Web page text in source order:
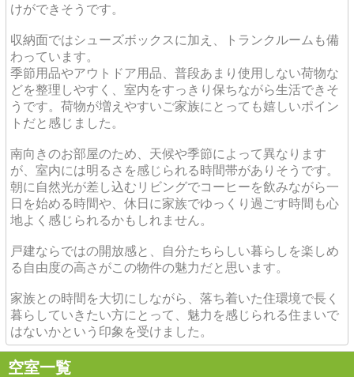
けができそうです。
収納面ではシューズボックスに加え、トランクルームも備
わっています。
季節用品やアウトドア用品、普段あまり使用しない荷物な
どを整理しやすく、室内をすっきり保ちながら生活できそ
うです。荷物が増えやすいご家族にとっても嬉しいポイン
トだと感じました。
南向きのお部屋のため、天候や季節によって異なります
が、室内には明るさを感じられる時間帯がありそうです。
朝に自然光が差し込むリビングでコーヒーを飲みながら一
日を始める時間や、休日に家族でゆっくり過ごす時間も心
地よく感じられるかもしれません。
戸建ならではの開放感と、自分たちらしい暮らしを楽しめ
る自由度の高さがこの物件の魅力だと思います。
家族との時間を大切にしながら、落ち着いた住環境で長く
暮らしていきたい方にとって、魅力を感じられる住まいで
はないかという印象を受けました。
空室一覧